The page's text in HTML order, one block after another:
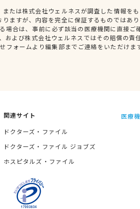
たは株式会社ウェルネスが調査した情報を
ますが、内容を完全に保証するものではあ
場合は、事前に必ず該当の医療機関に直接ご
および株式会社ウェルネスではその賠償の責
フォームより編集部までご連絡をいただけま
関連サイト
ドクターズ・ファイル
ドクターズ・ファイル ジョブズ
ホスピタルズ・ファイル
医療